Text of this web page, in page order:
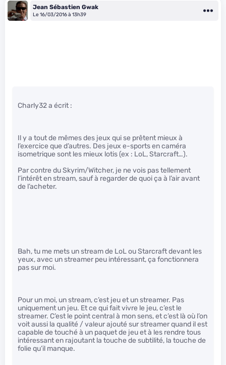
Jean Sébastien Gwak
Le 16/03/2016 à 13h39
Charly32 a écrit :
Il y a tout de mêmes des jeux qui se prêtent mieux à
l’exercice que d’autres. Des jeux e-sports en caméra
isometrique sont les mieux lotis (ex : LoL, Starcraft…).
Par contre du Skyrim/Witcher, je ne vois pas tellement
l’intérêt en stream, sauf à regarder de quoi ça à l’air avant
de l’acheter.
Bah, tu me mets un stream de LoL ou Starcraft devant les
yeux, avec un streamer peu intéressant, ça fonctionnera
pas sur moi.
Pour un moi, un stream, c’est jeu et un streamer. Pas
uniquement un jeu. Et ce qui fait vivre le jeu, c’est le
streamer. C’est le point central à mon sens, et c’est là où l’on
voit aussi la qualité / valeur ajouté sur streamer quand il est
capable de touché à un paquet de jeu et à les rendre tous
intéressant en rajoutant la touche de subtilité, la touche de
folie qu’il manque.